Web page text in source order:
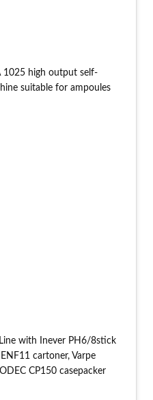
1025 high output self-
suitable for ampoules
with Inever PH6/8stick
cartoner, Varpe
CP150 casepacker